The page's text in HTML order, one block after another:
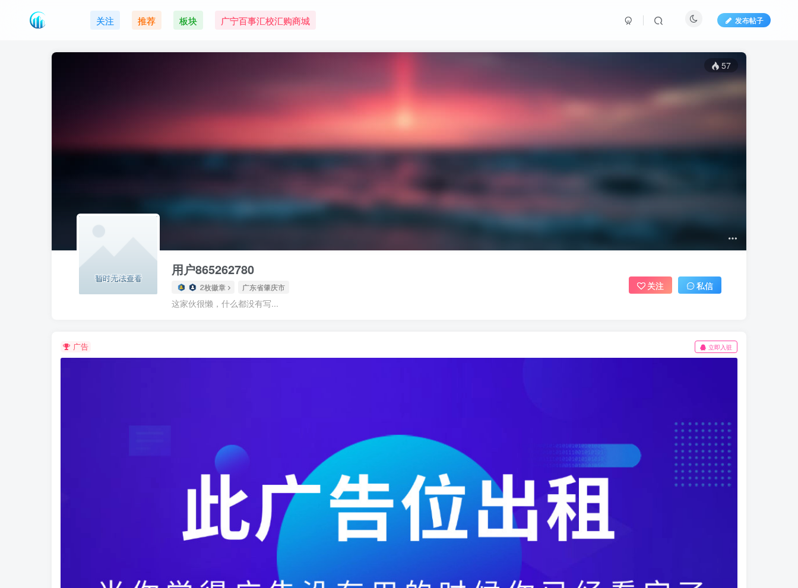
关注 推荐 板块 广宁百事汇校汇购商城 发布帖子
57
用户865262780
2枚徽章 广东省肇庆市
这家伙很懒，什么都没有写...
关注 私信
广告 立即入驻